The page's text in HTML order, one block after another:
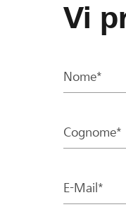
Vi
Nome*
Cognome*
E-Mail*